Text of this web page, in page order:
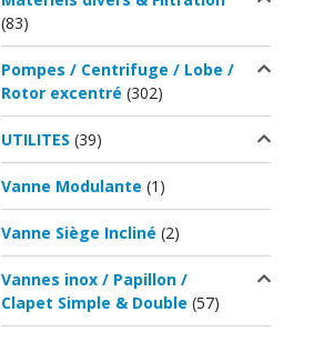
(83)
Pompes / Centrifuge / Lobe /
Rotor excentré (302)
UTILITES (39)
Vanne Modulante (1)
Vanne Siège Incliné (2)
Vannes inox / Papillon /
Clapet Simple & Double (57)